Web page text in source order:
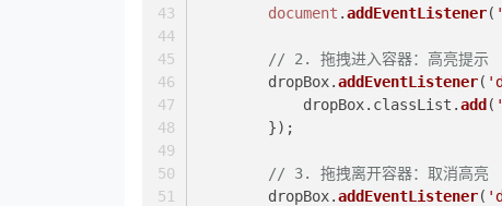
document .addEventListener(
// 2. 拖拽进入容器：高亮提示
        dropBox.
addEventListener(
            dropBox.
classList .add (
        });
// 3. 拖拽离开容器：取消高亮
        dropBox.
addEventListener(